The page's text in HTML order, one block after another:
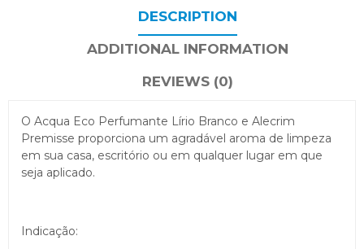
DESCRIPTION
ADDITIONAL INFORMATION
REVIEWS (0)
O Acqua Eco Perfumante Lírio Branco e Alecrim
Premisse proporciona um agradável aroma de limpeza
em sua casa, escritório ou em qualquer lugar em que
seja aplicado.
Indicação: